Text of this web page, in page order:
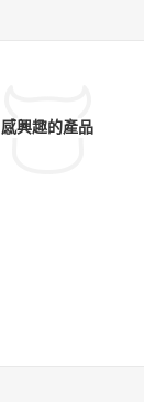
感興趣的產品